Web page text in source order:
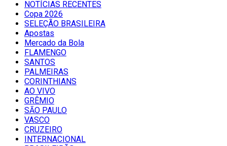
NOTÍCIAS RECENTES
Copa 2026
SELEÇÃO BRASILEIRA
Apostas
Mercado da Bola
FLAMENGO
SANTOS
PALMEIRAS
CORINTHIANS
AO VIVO
GRÊMIO
SĀO PAULO
VASCO
CRUZEIRO
INTERNACIONAL